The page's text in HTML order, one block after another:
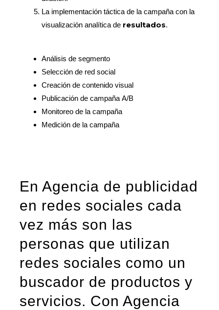
La implementación táctica de la campaña con la
visualización analítica de resultados.
Análisis de segmento
Selección de red social
Creación de contenido visual
Publicación de campaña A/B
Monitoreo de la campaña
Medición de la campaña
En Agencia de publicidad
en redes sociales cada
vez más son las
personas que utilizan
redes sociales como un
buscador de productos y
servicios. Con Agencia